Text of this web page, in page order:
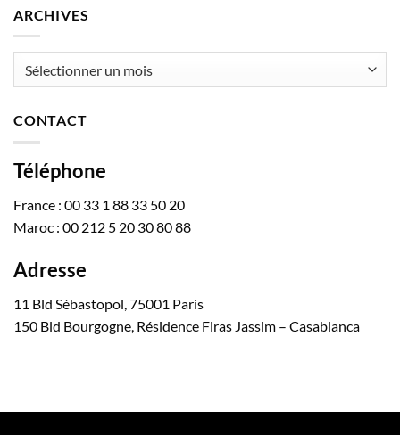
ARCHIVES
CONTACT
Téléphone
France : 00 33 1 88 33 50 20
Maroc : 00 212 5 20 30 80 88
Adresse
11 Bld Sébastopol, 75001 Paris
150 Bld Bourgogne, Résidence Firas Jassim – Casablanca